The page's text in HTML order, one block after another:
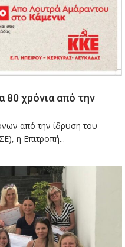
80 χρόνια από την
από την ίδρυση του
η Επιτροπή...